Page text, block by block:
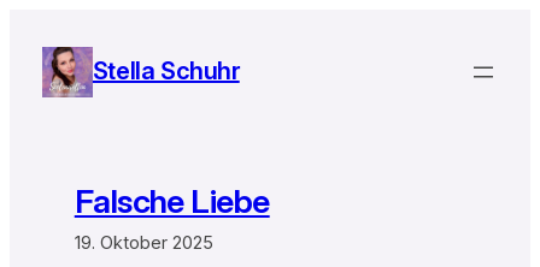
Inhalt
springen
Stella Schuhr
Falsche Liebe
19. Oktober 2025